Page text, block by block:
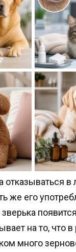
отказываться
же его
на то, что в
много